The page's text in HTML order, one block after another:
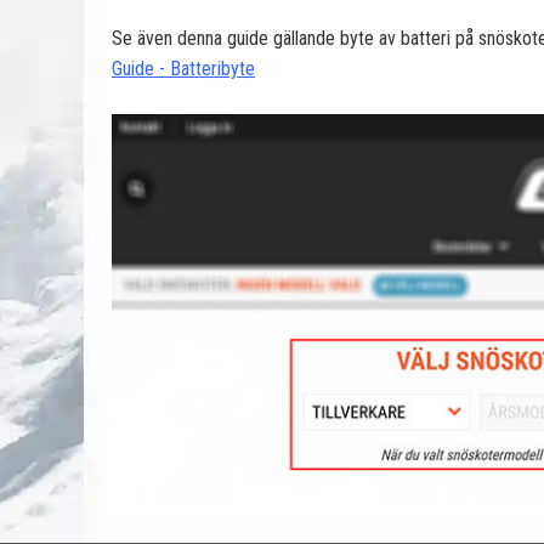
Se även denna guide gällande byte av batteri på
Guide - Batteribyte